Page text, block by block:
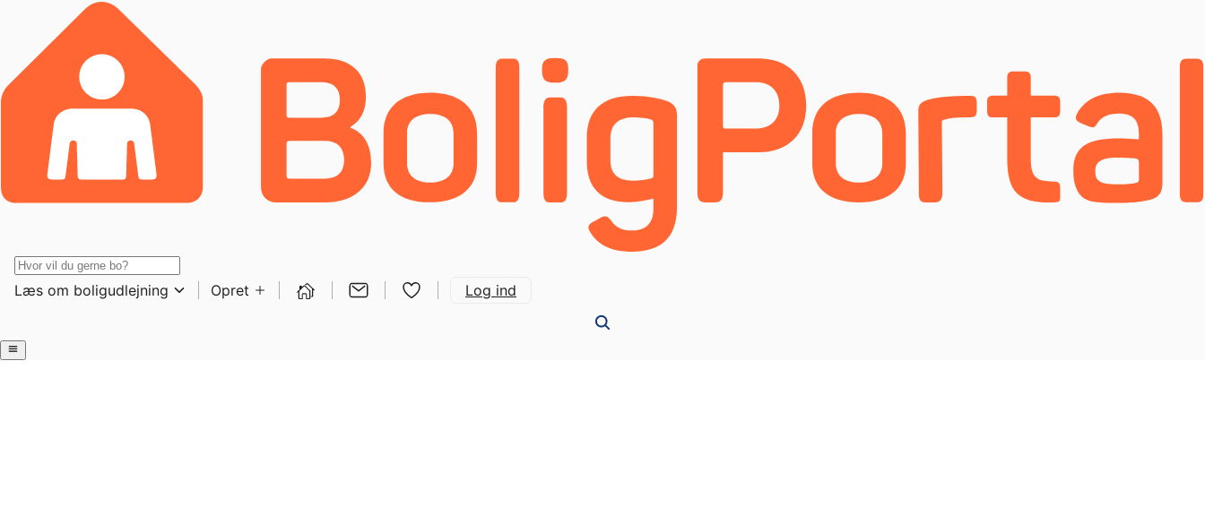
Læs om boligudlejning Opret Log ind